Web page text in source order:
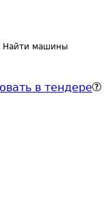
Найти машины
в тендере